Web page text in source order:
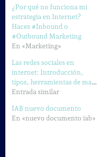
¿Por qué no funciona mi
estrategia en Internet?
Haces #Inbound o
#Outbound Marketing
En «Marketing»
Las redes sociales en
internet: Introducción,
tipos, herramientas de marketing y negocios
Entrada similar
IAB nuevo documento
En «nuevo documento iab»